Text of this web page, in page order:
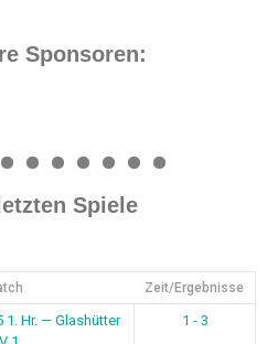
Sponsoren:
0 1 2
Spiele
Zeit/Ergebnisse
1. Hr. — Glashütter
1 - 3